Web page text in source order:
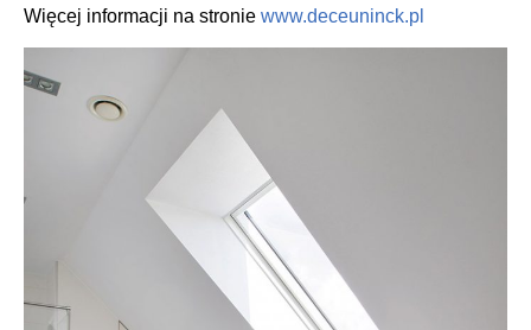
Więcej informacji na stronie www.deceuninck.pl